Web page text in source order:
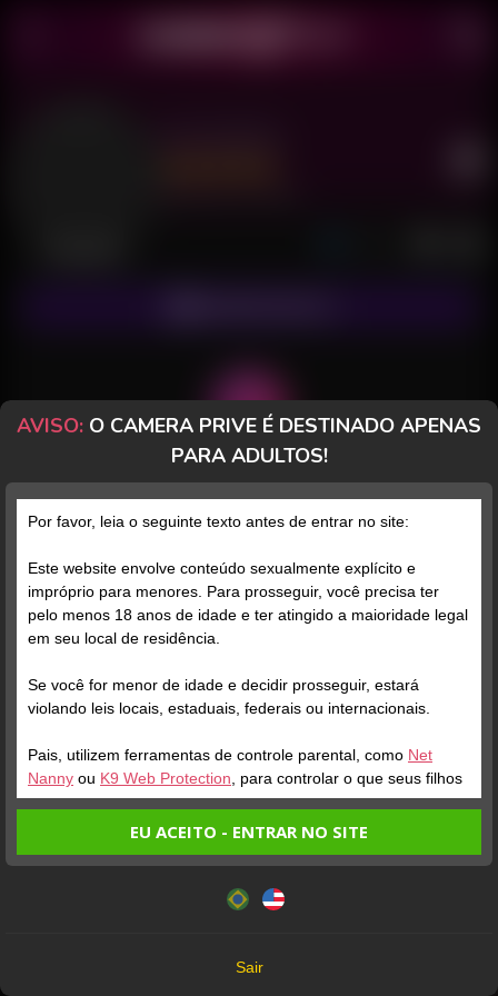
POSTS FANCLUB PAGOS AVALIAÇÕES
Posts (86) Fotos (50) Vídeos
Grátis
Verifique sua conta
2
Verifique sua conta
Este website utiliza cookies e tecnologias semelhantes de
Política de Privacidade
você concorda com estes termos.
AVISO: O CAMERA PRIVE É DESTINADO APENAS
PARA ADULTOS!
Por favor, leia o seguinte texto antes de entrar no site:
Este website envolve conteúdo sexualmente explícito e
impróprio para menores. Para prosseguir, você precisa ter
pelo menos 18 anos de idade e ter atingido a maioridade legal
em seu local de residência.
Se você for menor de idade e decidir prosseguir, estará
violando leis locais, estaduais, federais ou internacionais.
Pais, utilizem ferramentas de controle parental, como Net
Nanny ou K9 Web Protection, para controlar o que seus filhos
veem.
fatos:
Tenho ao menos 18 anos de idade e sou maior de idade
EU ACEITO - ENTRAR NO SITE
Sair